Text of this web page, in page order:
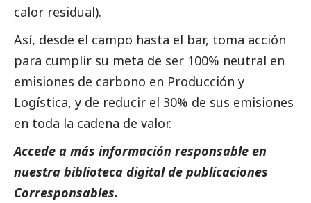
calor residual).
Así, desde el campo hasta el bar, toma acción
para cumplir su meta de ser 100% neutral en
emisiones de carbono en Producción y
Logística, y de reducir el 30% de sus emisiones
en toda la cadena de valor.
Accede a más información responsable en
nuestra biblioteca digital de publicaciones
Corresponsables.